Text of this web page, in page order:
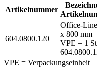
Artikelnummer
604.0800.120
Office-
x 800 mm
VPE = 1
VPE = Verpackungseinheit